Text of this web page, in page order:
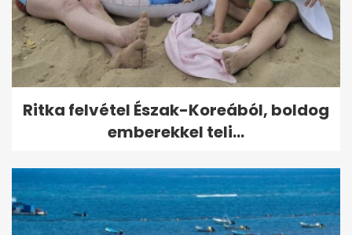
Ritka felvétel Észak-Koreából, boldog
emberekkel teli...